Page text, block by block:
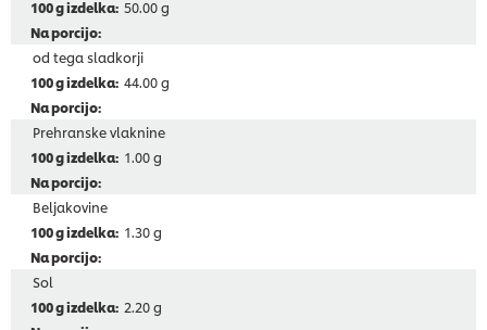
50.00 g
od tega sladkorji
44.00 g
Prehranske vlaknine
1.00 g
Beljakovine
1.30 g
Sol
2.20 g